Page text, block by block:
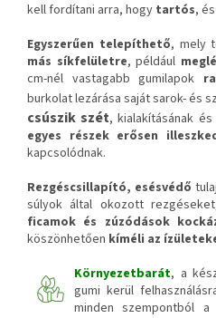
kell fordítani arra, hogy tartós, és
Egyszerűen telepíthető, mely
más síkfelületre, például
cm-nél vastagabb gumilapok
burkolat lezárása saját sarok- és
csúszik szét, kialakításának
egyes részek erősen
kapcsolódnak.
Rezgéscsillapító, esésvédő
súlyok által okozott
ficamok és zúzódások
köszönhetően kíméli az
Környezetbarát, a
gumi kerül
minden szempontból a